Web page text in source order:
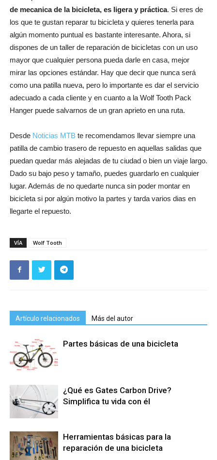
de mecanica de la bicicleta, es ligera y práctica. Si eres de
los que te gustan reparar tu bicicleta y quieres tenerla para
algún momento puntual es bastante interesante. Ahora, si
dispones de un taller de reparación de bicicletas con un uso
mayor que cualquier persona pueda darle en casa, mejor
mirar las opciones estándar. Hay que decir que nunca será
como una patilla nueva, pero lo importante es dar el servicio
adecuado a cada cliente y en cuanto a la Wolf Tooth Pack
Hanger puede salvarnos de un gran aprieto en una ruta.
Desde Noticias MTB te recomendamos llevar siempre una
patilla de cambio trasero de repuesto en aquellas salidas que
puedan quedar más alejadas de tu ciudad o bien un viaje largo.
Dado su bajo peso y tamaño, puedes guardarlo en cualquier
lugar. Además de no quedarte nunca sin poder montar en
bicicleta si por algún motivo la partes y tarda varios dias en
llegarte el repuesto.
VÍA Wolf Tooth
Artículo relacionados Más del autor
Partes básicas de una bicicleta
¿Qué es Gates Carbon Drive?
Simplifica tu vida con él
Herramientas básicas para la
reparación de una bicicleta